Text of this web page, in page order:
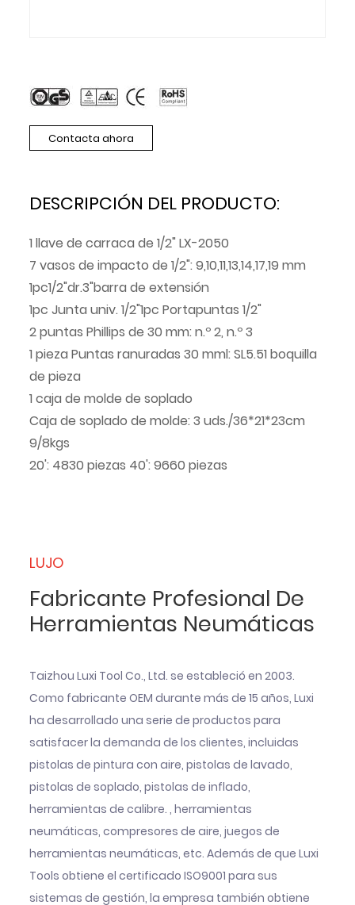
Contacta ahora
DESCRIPCIÓN DEL PRODUCTO:
1 llave de carraca de 1/2" LX-2050
7 vasos de impacto de 1/2": 9,10,11,13,14,17,19 mm
1pc1/2"dr.3"barra de extensión
1pc Junta univ. 1/2"1pc Portapuntas 1/2"
2 puntas Phillips de 30 mm: n.º 2, n.º 3
1 pieza Puntas ranuradas 30 mml: SL5.51 boquilla
de pieza
1 caja de molde de soplado
Caja de soplado de molde: 3 uds./36*21*23cm
9/8kgs
20': 4830 piezas 40': 9660 piezas
LUJO
Fabricante Profesional De
Herramientas Neumáticas
Taizhou Luxi Tool Co., Ltd. se estableció en 2003.
Como fabricante OEM durante más de 15 años, Luxi
ha desarrollado una serie de productos para
satisfacer la demanda de los clientes, incluidas
pistolas de pintura con aire, pistolas de lavado,
pistolas de soplado, pistolas de inflado,
herramientas de calibre. , herramientas
neumáticas, compresores de aire, juegos de
herramientas neumáticas, etc. Además de que Luxi
Tools obtiene el certificado ISO9001 para sus
sistemas de gestión, la empresa también obtiene